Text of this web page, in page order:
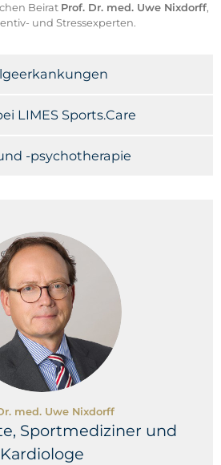
Beirat Prof. Dr. med. Uwe Nixdorff,
und Stressexperten.
LIMES Sports.Care
-psychotherapie
med. Uwe Nixdorff
Sportmediziner und
Kardiologe